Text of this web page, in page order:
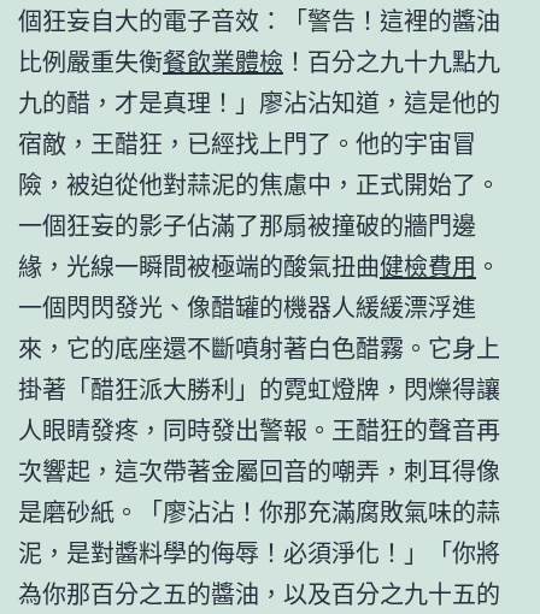
個狂妄自大的電子音效：「警告！這裡的醬油
比例嚴重失衡餐飲業體檢 ！百分之九十九點九
九的醋，才是真理！」廖沾沾知道，這是他的
宿敵，王醋狂，已經找上門了。他的宇宙冒
險，被迫從他對蒜泥的焦慮中，正式開始了。
一個狂妄的影子佔滿了那扇被撞破的牆門邊
緣，光線一瞬間被極端的酸氣扭曲健檢費用 。
一個閃閃發光、像醋罐的機器人緩緩漂浮進
來，它的底座還不斷噴射著白色醋霧。它身上
掛著「醋狂派大勝利」的霓虹燈牌，閃爍得讓
人眼睛發疼，同時發出警報。王醋狂的聲音再
次響起，這次帶著金屬回音的嘲弄，刺耳得像
是磨砂紙。「廖沾沾！你那充滿腐敗氣味的蒜
泥，是對醬料學的侮辱！必須淨化！」「你將
為你那百分之五的醬油，以及百分之九十五的